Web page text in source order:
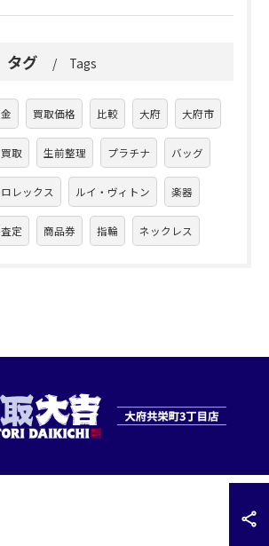
タグ Tags
金 買取価格 比較 大府 大府市
買取 生前整理 プラチナ バッグ
ロレックス ルイ・ヴィトン 楽器
査定 商品券 指輪 ネックレス